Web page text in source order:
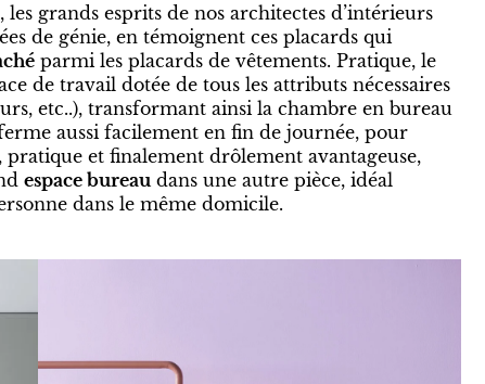
grands esprits de nos architectes d’intérieurs
de génie, en témoignent ces placards qui
parmi les placards de vêtements. Pratique, le
de travail dotée de tous les attributs nécessaires
etc..), transformant ainsi la chambre en bureau
aussi facilement en fin de journée, pour
et finalement drôlement avantageuse,
espace bureau dans une autre pièce, idéal
dans le même domicile.